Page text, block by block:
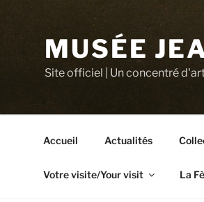
MUSÉE
Site officiel | Un concentré
Accueil Actualités
Votre visite/Your visit La